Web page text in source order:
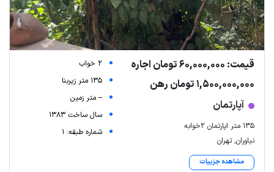
قیمت: 60,000,000 تومان اجاره
1,500,000,000 تومان رهن
آپارتمان
۱۳۵ متر اپارتمان ۲خوابه
نیاوران, تهران
مشاهده جزییات
2 خواب
135 متر زیربنا
-- متر زمین
سال ساخت 1383
شماره طبقه: 1